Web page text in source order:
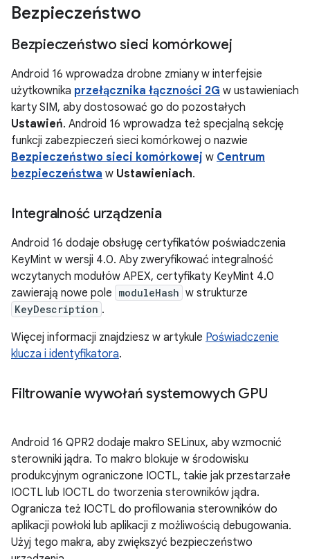
Bezpieczeństwo
Bezpieczeństwo sieci komórkowej
Android 16 wprowadza drobne zmiany w interfejsie
użytkownika przełącznika łączności 2G w ustawieniach
karty SIM, aby dostosować go do pozostałych
Ustawień. Android 16 wprowadza też specjalną sekcję
funkcji zabezpieczeń sieci komórkowej o nazwie
Bezpieczeństwo sieci komórkowej w Centrum
bezpieczeństwa w Ustawieniach.
Integralność urządzenia
Android 16 dodaje obsługę certyfikatów poświadczenia
KeyMint w wersji 4.0. Aby zweryfikować integralność
wczytanych modułów APEX, certyfikaty KeyMint 4.0
zawierają nowe pole moduleHash w strukturze
KeyDescription .
Więcej informacji znajdziesz w artykule Poświadczenie
klucza i identyfikatora.
Filtrowanie wywołań systemowych GPU
Android 16 QPR2 dodaje makro SELinux, aby wzmocnić
sterowniki jądra. To makro blokuje w środowisku
produkcyjnym ograniczone IOCTL, takie jak przestarzałe
IOCTL lub IOCTL do tworzenia sterowników jądra.
Ogranicza też IOCTL do profilowania sterowników do
aplikacji powłoki lub aplikacji z możliwością debugowania.
Użyj tego makra, aby zwiększyć bezpieczeństwo